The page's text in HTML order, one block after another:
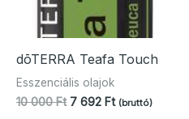
dōTERRA Teafa Touch
Esszenciális olajok
10 000Ft Original
7 692 FtCurrent
(bruttó)